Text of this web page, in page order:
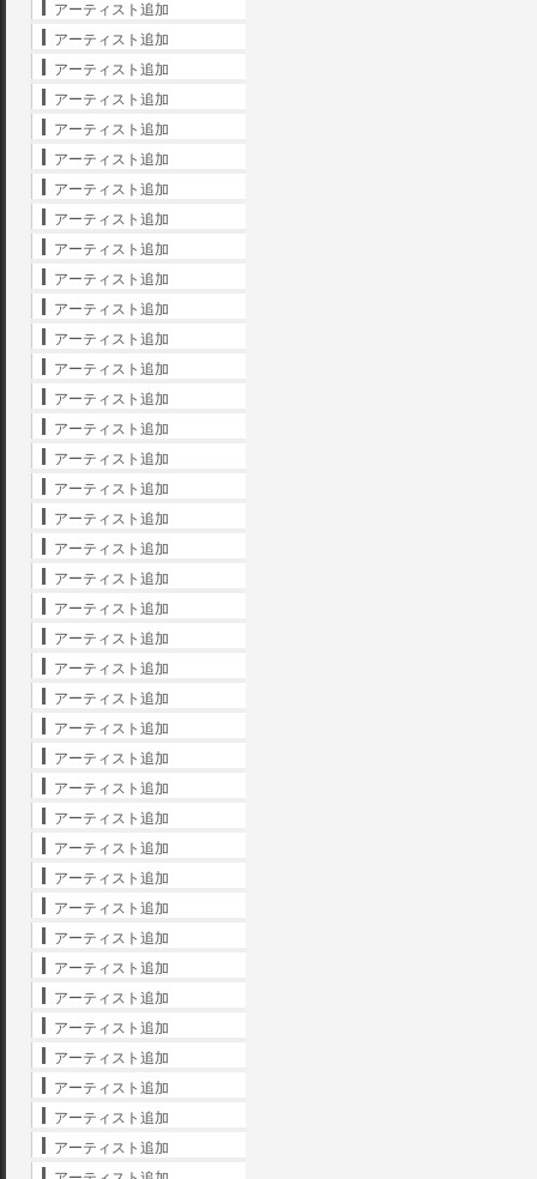
アーティスト追加
アーティスト追加
アーティスト追加
アーティスト追加
アーティスト追加
アーティスト追加
アーティスト追加
アーティスト追加
アーティスト追加
アーティスト追加
アーティスト追加
アーティスト追加
アーティスト追加
アーティスト追加
アーティスト追加
アーティスト追加
アーティスト追加
アーティスト追加
アーティスト追加
アーティスト追加
アーティスト追加
アーティスト追加
アーティスト追加
アーティスト追加
アーティスト追加
アーティスト追加
アーティスト追加
アーティスト追加
アーティスト追加
アーティスト追加
アーティスト追加
アーティスト追加
アーティスト追加
アーティスト追加
アーティスト追加
アーティスト追加
アーティスト追加
アーティスト追加
アーティスト追加